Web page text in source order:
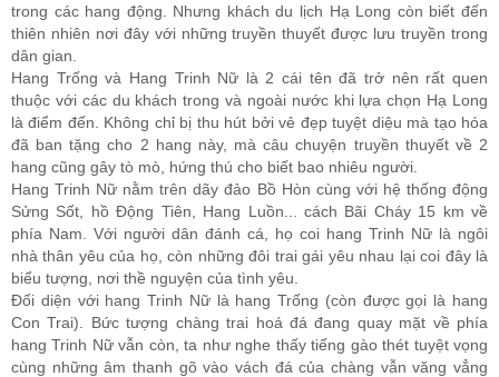
trong các hang động. Nhưng khách du lịch Hạ Long còn biết đến
thiên nhiên nơi đây với những truyền thuyết được lưu truyền trong
dân gian.
Hang Trống và Hang Trinh Nữ là 2 cái tên đã trở nên rất quen
thuộc với các du khách trong và ngoài nước khi lựa chọn Hạ Long
là điểm đến. Không chỉ bị thu hút bởi vẻ đẹp tuyệt diệu mà tạo hóa
đã ban tặng cho 2 hang này, mà câu chuyện truyền thuyết về 2
hang cũng gây tò mò, hứng thú cho biết bao nhiêu người.
Hang Trinh Nữ nằm trên dãy đảo Bồ Hòn cùng với hệ thống động
Sửng Sốt, hồ Động Tiên, Hang Luồn... cách Bãi Cháy 15 km về
phía Nam. Với người dân đánh cá, họ coi hang Trinh Nữ là ngôi
nhà thân yêu của họ, còn những đôi trai gái yêu nhau lại coi đây là
biểu tượng, nơi thề nguyện của tình yêu.
Đối diện với hang Trinh Nữ là hang Trống (còn được gọi là hang
Con Trai). Bức tượng chàng trai hoá đá đang quay mặt về phía
hang Trinh Nữ vẫn còn, ta như nghe thấy tiếng gào thét tuyệt vọng
cùng những âm thanh gõ vào vách đá của chàng vẫn văng vẳng